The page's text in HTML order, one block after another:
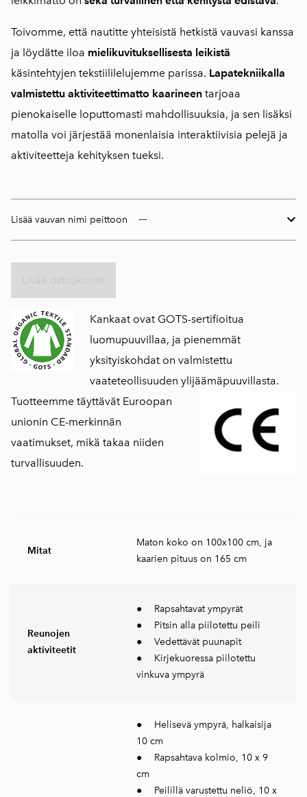
Mitat
Maton koko on 100x100 cm, ja
kaarien pituus on 165 cm
Reunojen
aktiviteetit
● Rapsahtavat ympyrät​
● Pitsin alla piilotettu peili​
● Vedettävät puunapit​
● Kirjekuoressa piilotettu
vinkuva ympyrä
● Helisevä ympyrä, halkaisija
10 cm
● Rapsahtava kolmio, 10 x 9
cm
● Peilillä varustettu neliö, 10 x
Toivomme, että nautitte yhteisistä hetkistä vauvasi kanssa
ja löydätte iloa mielikuvituksellisesta leikistä
käsintehtyjen tekstiililelujemme parissa. Lapatekniikalla
valmistettu aktiviteettimatto kaarineen tarjoaa
pienokaiselle loputtomasti mahdollisuuksia, ja sen lisäksi
matolla voi järjestää monenlaisia interaktiivisia pelejä ja
aktiviteetteja kehityksen tueksi.
Lisää vauvan nimi peittoon
Kankaat ovat GOTS-sertifioitua
luomupuuvillaa, ja pienemmät
yksityiskohdat on valmistettu
vaateteollisuuden ylijäämäpuuvillasta.
Tuotteemme täyttävät Euroopan
unionin CE-merkinnän
vaatimukset, mikä takaa niiden
turvallisuuden.